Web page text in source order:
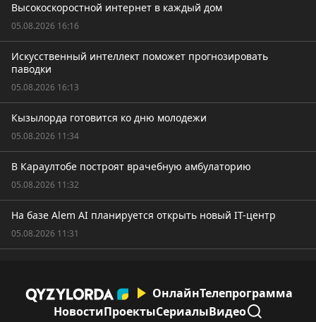
Высокоскоростной интернет в каждый дом
05.08.2026 16:16
Искусственный интеллект поможет прогнозировать
паводки
05.08.2026 16:13
Кызылорда готовится ко дню молодежи
05.08.2026 11:34
В Караултобе построят врачебную амбулаторию
05.08.2026 11:32
На базе Alem AI планируется открыть новый IT-центр
05.08.2026 11:31
ОнлайнТелепрограмма
НовостиПроектыСериалыВидео